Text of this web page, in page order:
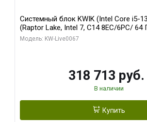
Системный блок KWIK (Intel Core i5-
(Raptor Lake, Intel 7, C14 8EC/6PC/
RTX5080 GAMINGPRO OC 16GB GDDR7
Модель: KW-Live0067
318 713 руб.
В наличии
Купить